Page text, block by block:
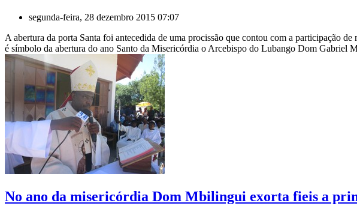
segunda-feira, 28 dezembro 2015 07:07
A abertura da porta Santa foi antecedida de uma procissão que contou com a participação
é símbolo da abertura do ano Santo da Misericórdia o Arcebispo do Lubango Dom Gabriel
No ano da misericórdia Dom Mbilingui exorta fieis a